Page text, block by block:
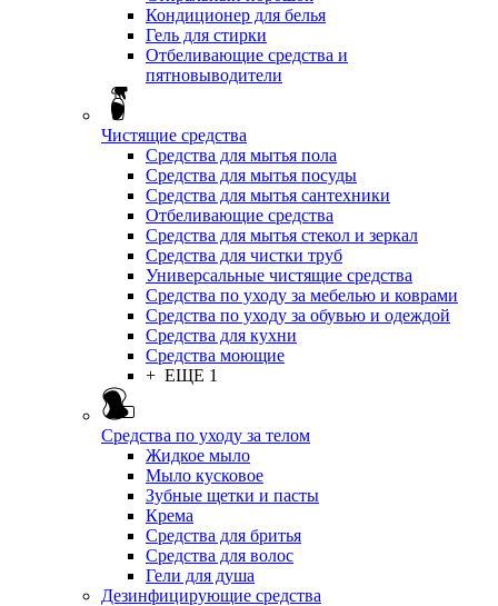
Кондиционер для белья
Гель для стирки
Отбеливающие средства и
пятновыводители
Чистящие средства
Средства для мытья пола
Средства для мытья посуды
Средства для мытья сантехники
Отбеливающие средства
Средства для мытья стекол и зеркал
Средства для чистки труб
Универсальные чистящие средства
Средства по уходу за мебелью и коврами
Средства по уходу за обувью и одеждой
Средства для кухни
Средства моющие
+ ЕЩЕ 1
Средства по уходу за телом
Жидкое мыло
Мыло кусковое
Зубные щетки и пасты
Крема
Средства для бритья
Средства для волос
Гели для душа
Дезинфицирующие средства